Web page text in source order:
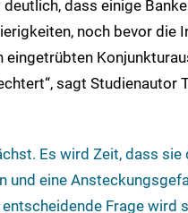
dass einige
noch bevor die
eingetrübten
sagt Studienautor
Es wird Zeit, dass sie
und eine
Frage wird